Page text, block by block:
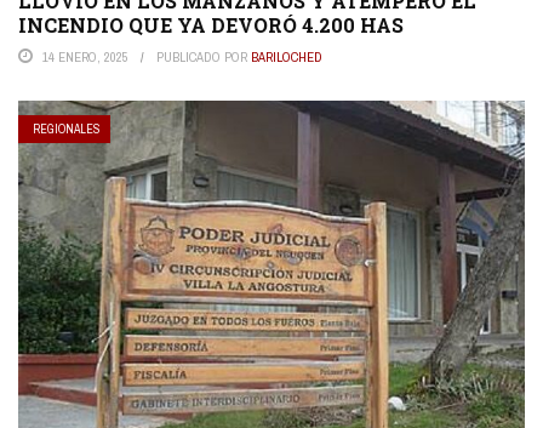
INCENDIO QUE YA DEVORÓ 4.200 HAS
14 ENERO, 2025 PUBLICADO POR BARILOCHED
REGIONALES